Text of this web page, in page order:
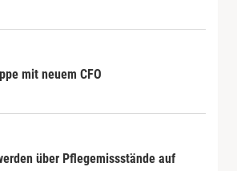
mit neuem CFO
über Pflegemissstände auf